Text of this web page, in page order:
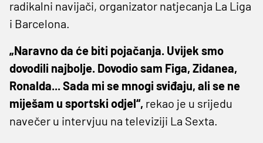
radikalni navijači, organizator natjecanja La Liga
i Barcelona.
„Naravno da će biti pojačanja. Uvijek smo
dovodili najbolje. Dovodio sam Figa, Zidanea,
Ronalda... Sada mi se mnogi sviđaju, ali se ne
miješam u sportski odjel“, rekao je u srijedu
navečer u intervjuu na televiziji La Sexta.